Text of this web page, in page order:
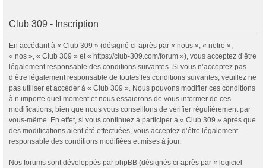
Club 309 - Inscription
En accédant à « Club 309 » (désigné ci-après par « nous », « notre »,
« nos », « Club 309 » et « https://club-309.com/forum »), vous acceptez d’être
légalement responsable des conditions suivantes. Si vous n’acceptez pas
d’être légalement responsable de toutes les conditions suivantes, veuillez ne
pas utiliser et accéder à « Club 309 ». Nous pouvons modifier ces conditions
à n’importe quel moment et nous essaierons de vous informer de ces
modifications, bien que nous vous conseillons de vérifier régulièrement par
vous-même. En effet, si vous continuez à participer à « Club 309 » après que
des modifications aient été effectuées, vous acceptez d’être légalement
responsable des conditions modifiées et mises à jour.
Nos forums sont développés par phpBB (désignés ci-après par « logiciel